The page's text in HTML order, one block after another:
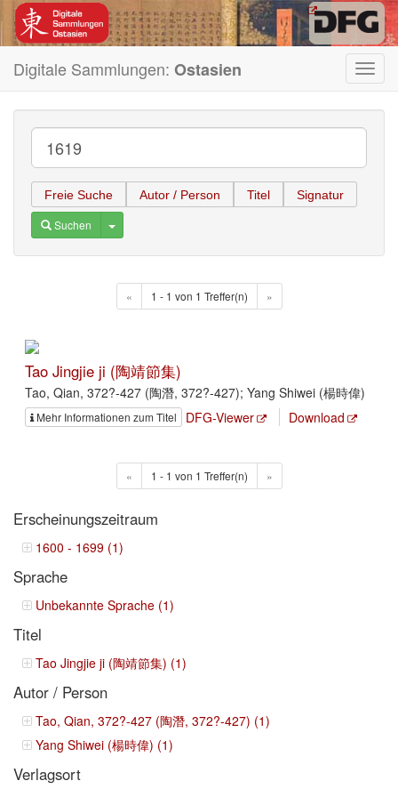
Digitale Sammlungen: Ostasien
Freie Suche Autor / Person Titel Signatur
Suchen Toggle Dropdown
« 1 - 1 von 1 Treffer(n) »
Tao Jingjie ji (陶靖節集)
Tao, Qian, 372?-427 (陶潛, 372?-427); Yang Shiwei (楊時偉)
Mehr Informationen zum Titel DFG-Viewer Download
« 1 - 1 von 1 Treffer(n) »
Erscheinungszeitraum
1600 - 1699 (1)
Sprache
Unbekannte Sprache (1)
Titel
Tao Jingjie ji (陶靖節集) (1)
Autor / Person
Tao, Qian, 372?-427 (陶潛, 372?-427) (1)
Yang Shiwei (楊時偉) (1)
Verlagsort